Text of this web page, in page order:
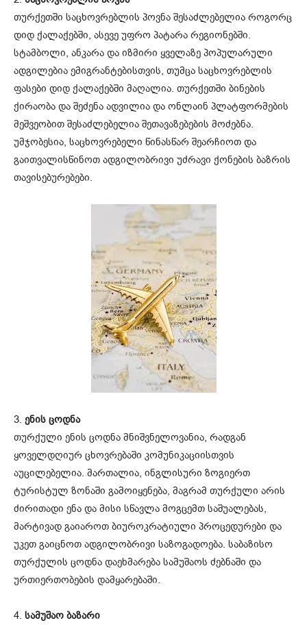
თურქეთში საცხოვრებლის პოვნა შესაძლებელია როგორც
დიდ ქალაქებში, ასევე უფრო პატარა რეგიონებში.
სტამბოლი, ანკარა და იზმირი ყველაზე პოპულარული
ადგილებია ემიგრანტებისთვის, თუმცა საცხოვრებლის
ფასები დიდ ქალაქებში მაღალია. თურქეთში ბინების
ქირაობა და შეძენა ადვილია და ონლაინ პლატფორმების
მეშვეობით შესაძლებელია შეთავაზებების მოძებნა.
უმჯობესია, საცხოვრებელი წინასწარ შეარჩიოთ და
გაითვალისწინოთ ადგილობრივი უძრავი ქონების ბაზრის
თავისებურებები.
3. ენის ცოდნა
თურქული ენის ცოდნა მნიშვნელოვანია, რადგან
ყოველდღიურ ცხოვრებაში კომუნიკაციისთვის
აუცილებელია. მართალია, ინგლისური ზოგიერთ
ტურისტულ ზონაში გამოიყენება, მაგრამ თურქული არის
ძირითადი ენა და მისი სწავლა მოგცემთ საშუალებას,
მარტივად გაიაროთ ბიუროკრატიული პროცედურები და
უკეთ გაიცნოთ ადგილობრივი საზოგადოება. საბაზისო
თურქულის ცოდნა დაეხმარება სამუშაოს ძებნაში და
ურთიერთობების დამყარებაში.
4. სამუშაო ბაზარი